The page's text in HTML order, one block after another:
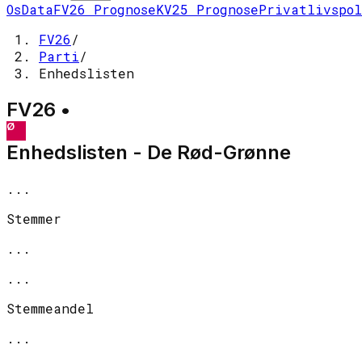
OsDataFV26 PrognoseKV25 Prognose
FV26/
Parti/
Enhedslisten
FV26 •
Ø
Enhedslisten - De Rød-Grønne
...
Stemmer
...
...
Stemmeandel
...